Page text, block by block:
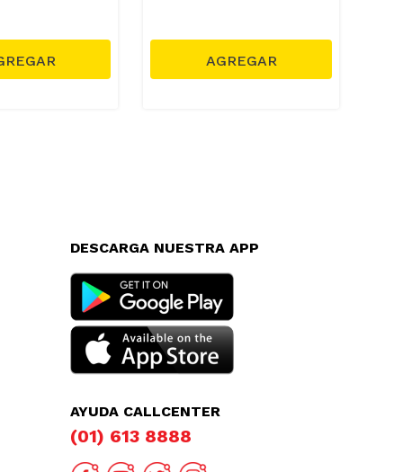
DESCARGA NUESTRA APP
AYUDA CALLCENTER
(01) 613 8888